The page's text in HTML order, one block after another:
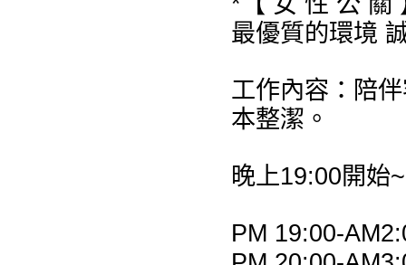
最優質的環境
工作內容：陪
本整潔。
晚上19:00開始~
PM 19:00-